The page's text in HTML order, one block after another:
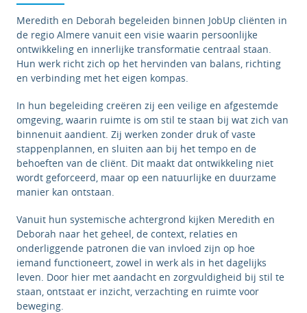
Meredith en Deborah begeleiden binnen JobUp cliënten in
de regio Almere vanuit een visie waarin persoonlijke
ontwikkeling en innerlijke transformatie centraal staan.
Hun werk richt zich op het hervinden van balans, richting
en verbinding met het eigen kompas.
In hun begeleiding creëren zij een veilige en afgestemde
omgeving, waarin ruimte is om stil te staan bij wat zich van
binnenuit aandient. Zij werken zonder druk of vaste
stappenplannen, en sluiten aan bij het tempo en de
behoeften van de cliënt. Dit maakt dat ontwikkeling niet
wordt geforceerd, maar op een natuurlijke en duurzame
manier kan ontstaan.
Vanuit hun systemische achtergrond kijken Meredith en
Deborah naar het geheel, de context, relaties en
onderliggende patronen die van invloed zijn op hoe
iemand functioneert, zowel in werk als in het dagelijks
leven. Door hier met aandacht en zorgvuldigheid bij stil te
staan, ontstaat er inzicht, verzachting en ruimte voor
beweging.